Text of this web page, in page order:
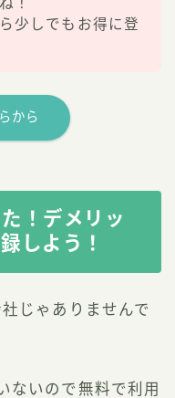
！
少しでもお得に登
から
！デメリッ
しよう！
じゃありませんで
ないので無料で利用